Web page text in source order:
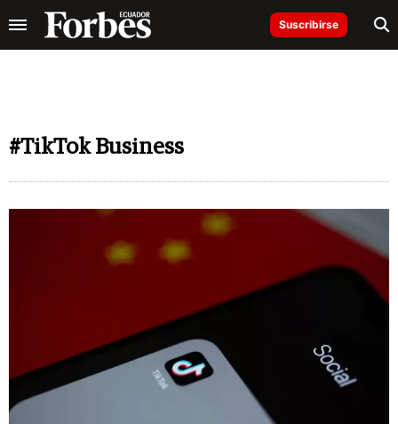
Suscribirse
#TikTok Business